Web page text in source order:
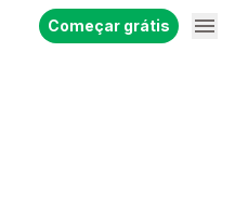
Começar grátis